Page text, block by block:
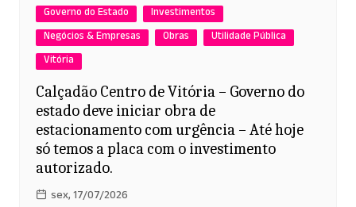
Governo do Estado
Investimentos
Negócios & Empresas
Obras
Utilidade Pública
Vitória
Calçadão Centro de Vitória – Governo do
estado deve iniciar obra de
estacionamento com urgência – Até hoje
só temos a placa com o investimento
autorizado.
sex, 17/07/2026